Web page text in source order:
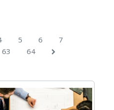
5 6
7
63 64